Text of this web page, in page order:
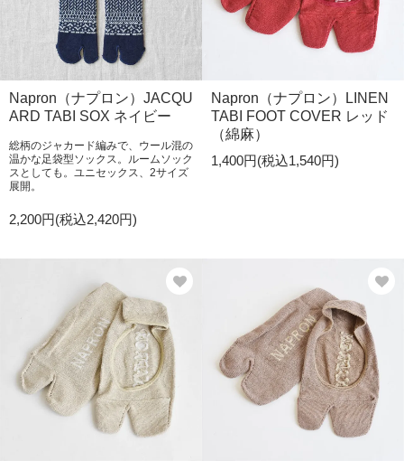
Napron（ナプロン）JACQU
ARD TABI SOX ネイビー
総柄のジャカード編みで、ウール混の
温かな足袋型ソックス。ルームソック
スとしても。ユニセックス、2サイズ
展開。
2,200円(税込2,420円)
Napron（ナプロン）LINEN
TABI FOOT COVER レッド
（綿麻）
1,400円(税込1,540円)